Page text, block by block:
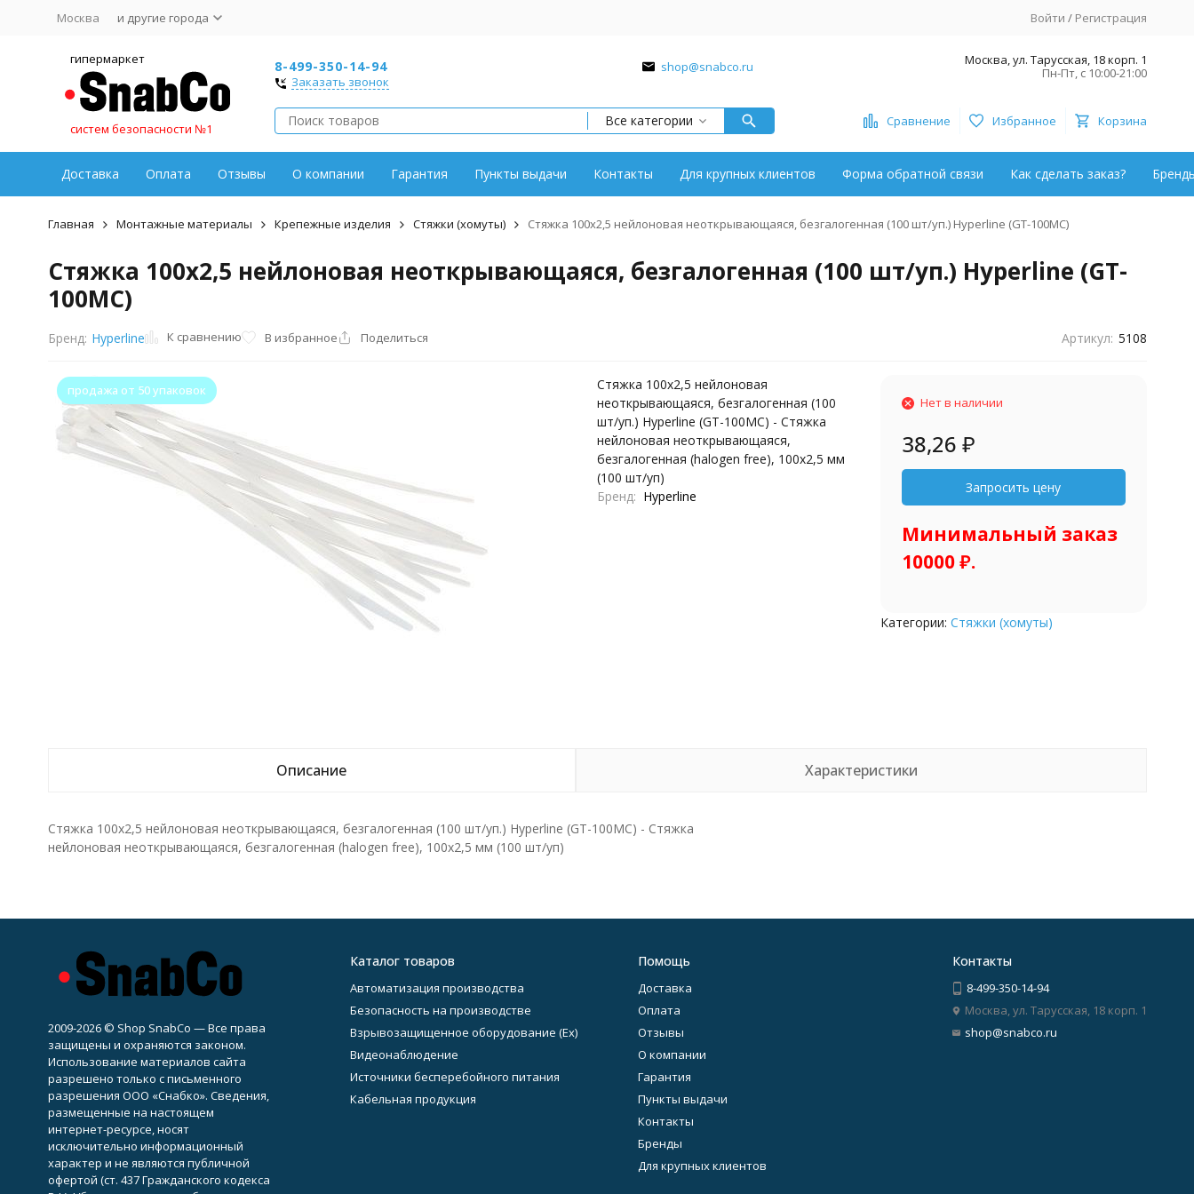
Москва и другие города Войти / Регистрация
гипермаркет
систем безопасности №1
8-499-350-14-94 shop@snabco.ru
Москва, ул. Тарусская, 18 корп. 1
Пн-Пт, с 10:00-21:00
Заказать звонок
Все категории Сравнение Избранное Корзина
Доставка Оплата Отзывы О компании Гарантия Пункты выдачи Контакты Для крупных клиентов Форма обратной связи Как сделать заказ?
Главная Монтажные материалы Крепежные изделия Стяжки (хомуты) Стяжка 100x2,5 нейлоновая неоткрывающаяся, безгалогенная (100 шт/уп.) Hyperline (GT-100MC)
Стяжка 100x2,5 нейлоновая неоткрывающаяся, безгалогенная (100 шт/уп.) Hyperline (GT-
100MC)
Бренд: Hyperline К сравнению В избранное Поделиться Артикул: 5108
продажа от 50 упаковок
Стяжка 100x2,5 нейлоновая
неоткрывающаяся, безгалогенная (100
шт/уп.) Hyperline (GT-100MC) - Стяжка
нейлоновая неоткрывающаяся,
безгалогенная (halogen free), 100x2,5 мм
(100 шт/уп)
Бренд
Hyperline
Нет в наличии
38,26 ₽
Минимальный заказ
10000 ₽.
Категории: Стяжки (хомуты)
Описание Характеристики
Стяжка 100x2,5 нейлоновая неоткрывающаяся, безгалогенная (100 шт/уп.) Hyperline (GT-100MC) - Стяжка
нейлоновая неоткрывающаяся, безгалогенная (halogen free), 100x2,5 мм (100 шт/уп)
2009-2026 © Shop SnabCo — Все права
защищены и охраняются законом.
Использование материалов сайта
разрешено только с письменного
разрешения ООО «Снабко». Сведения,
размещенные на настоящем
интернет-ресурсе, носят
исключительно информационный
характер и не являются публичной
офертой (ст. 437 Гражданского кодекса
Каталог товаров
Автоматизация производства
Безопасность на производстве
Взрывозащищенное оборудование (Ex)
Видеонаблюдение
Источники бесперебойного питания
Кабельная продукция
Помощь
Доставка
Оплата
Отзывы
О компании
Гарантия
Пункты выдачи
Контакты
Бренды
Для крупных клиентов
Контакты
8-499-350-14-94
Москва, ул. Тарусская, 18 корп. 1
shop@snabco.ru